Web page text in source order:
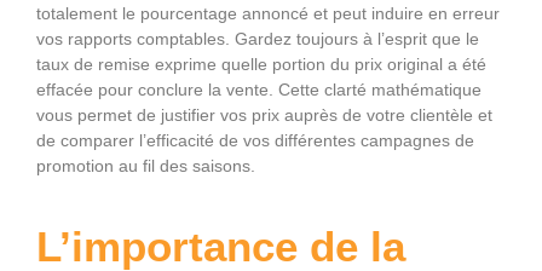
totalement le pourcentage annoncé et peut induire en erreur
vos rapports comptables. Gardez toujours à l’esprit que le
taux de remise exprime quelle portion du prix original a été
effacée pour conclure la vente. Cette clarté mathématique
vous permet de justifier vos prix auprès de votre clientèle et
de comparer l’efficacité de vos différentes campagnes de
promotion au fil des saisons.
L’importance de la